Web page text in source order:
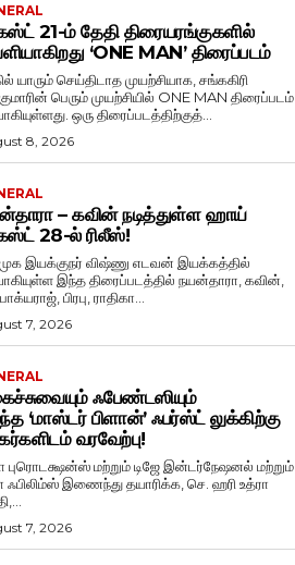
21-ம் தேதி திரையரங்குகளில்
‘ONE MAN’ திரைப்படம்
யாரும் செய்திடாத முயற்சியாக, சங்ககிரி
பெரும் முயற்சியில் ONE MAN திரைப்படம்
ஒரு திரைப்படத்திற்குத்...
8, 2026
– கவின் நடித்துள்ள ஹாய்
28-ல் ரிலீஸ்!
இயக்குநர் விஷ்ணு எடவன் இயக்கத்தில்
இந்த திரைப்படத்தில் நயன்தாரா, கவின்,
பிரபு, ராதிகா...
7, 2026
ஃபேண்டஸியும்
‘மாஸ்டர் பிளான்’ ஃபர்ஸ்ட் லுக்கிற்கு
வரவேற்பு!
புரொடக்ஷன்ஸ் மற்றும் டிஜே இன்டர்நேஷனல் மற்றும்
ஃபிலிம்ஸ் இணைந்து தயாரிக்க, செ. ஹரி உத்ரா
7, 2026